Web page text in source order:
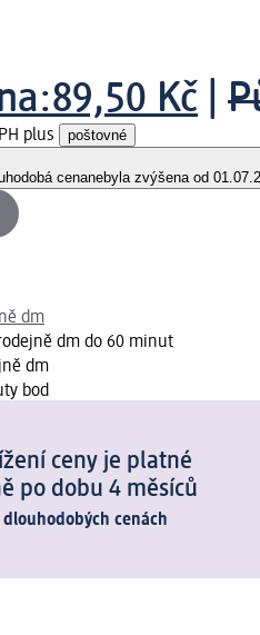
89,50 Kč
plus poštovné
cenanebyla zvýšena od
dm
dm do 60 minut
dm
bod
ceny je platné
po dobu 4 měsíců
cenách